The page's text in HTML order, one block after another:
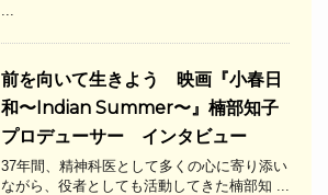
前を向いて生きよう 映画『小春日
和〜Indian Summer〜』楠部知子
プロデューサー インタビュー
37年間、精神科医として多くの心に寄り添い
ながら、役者としても活動してきた楠部知 ...